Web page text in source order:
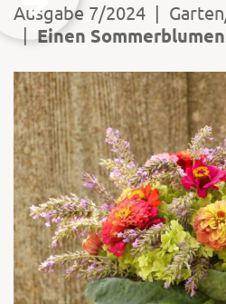
Ausgabe 7/2024 |
| Einen